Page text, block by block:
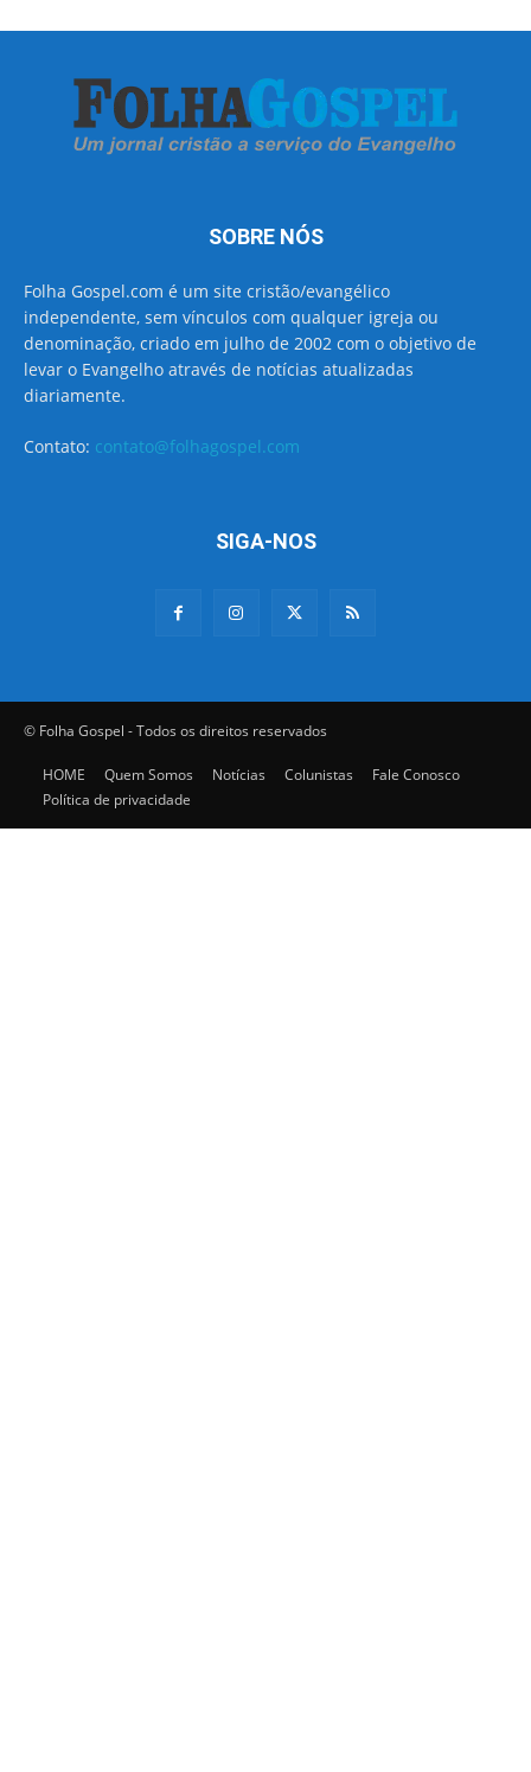
SOBRE NÓS
Folha Gospel.com é um site cristão/evangélico
independente, sem vínculos com qualquer igreja ou
denominação, criado em julho de 2002 com o objetivo de
levar o Evangelho através de notícias atualizadas
diariamente.
Contato: contato@folhagospel.com
SIGA-NOS
© Folha Gospel - Todos os direitos reservados
HOME Quem Somos Notícias Colunistas
Fale Conosco
Política de privacidade